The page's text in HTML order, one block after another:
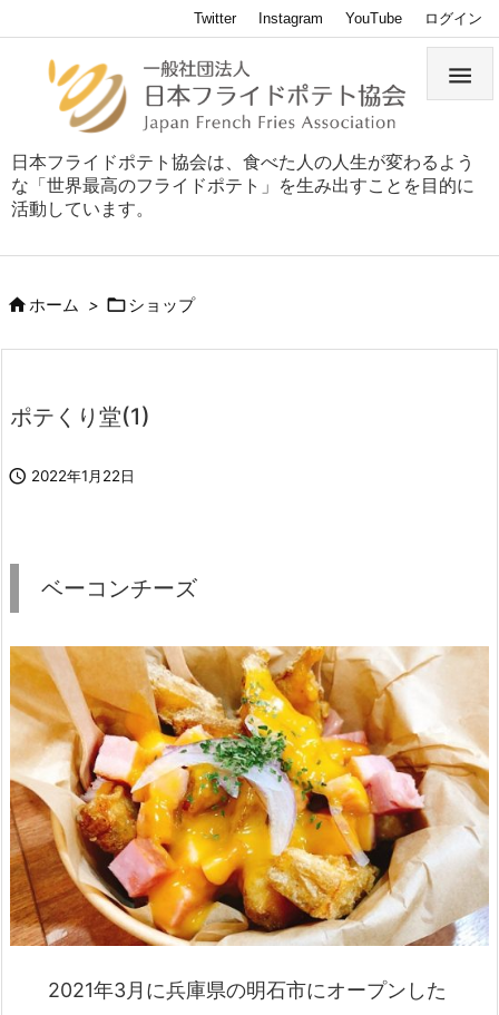
日本フライドポテト協会は、食べた人の人生が変わるよう
な「世界最高のフライドポテト」を生み出すことを目的に
活動しています。

Twitter Instagram YouTube ログイン
ホーム > ショップ
ポテくり堂(1)
 2022年1月22日
ベーコンチーズ
2021年3月に兵庫県の明石市にオープンした